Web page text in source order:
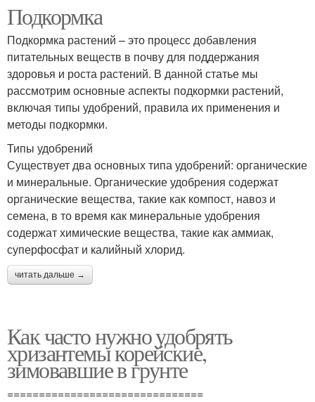
Подкормка
Подкормка растений – это процесс добавления
питательных веществ в почву для поддержания
здоровья и роста растений. В данной статье мы
рассмотрим основные аспекты подкормки растений,
включая типы удобрений, правила их применения и
методы подкормки.
Типы удобрений
Существует два основных типа удобрений: органические
и минеральные. Органические удобрения содержат
органические вещества, такие как компост, навоз и
семена, в то время как минеральные удобрения
содержат химические вещества, такие как аммиак,
суперфосфат и калийный хлорид.
читать дальше →
Как часто нужно удобрять
хризантемы корейские,
зимовавшие в грунте
===============================